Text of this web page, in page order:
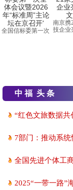
全国信标委第一次
南京携
技企业
中 福 头 条
“红色文旅数据共
7部门：推动系
全国先进个体工
2025“一带一路”